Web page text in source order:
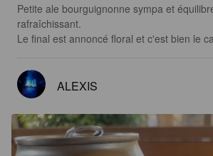
Petite ale bourguignonne sympa et
rafraîchissant.
Le final est annoncé floral et c'est bien le
ALEXIS